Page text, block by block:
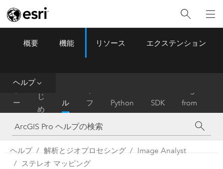
ArcGIS Pro Menu
概要 機能 リソース エクステンション
ヘルプ
ー
ム
は
じ
め
に
ル
プ
フ
ァ
レ
ン
ス
Python SDK
from
ArcMap
ヘルプ 解析とジオプロセシング
Image Analyst
ステレオ マッピング